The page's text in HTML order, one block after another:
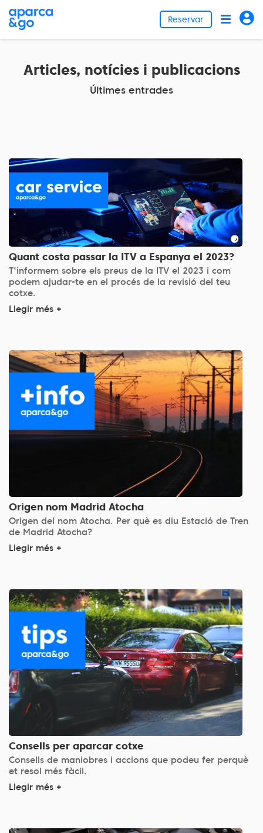
Reservar
Articles, notícies i publicacions
Últimes entrades
Quant costa passar la ITV a Espanya el 2023?
T'informem sobre els preus de la ITV el 2023 i com
podem ajudar-te en el procés de la revisió del teu
cotxe.
Llegir més +
Origen nom Madrid Atocha
Origen del nom Atocha. Per què es diu Estació de Tren
de Madrid Atocha?
Llegir més +
Consells per aparcar cotxe
Consells de maniobres i accions que podeu fer perquè
et resol més fàcil.
Llegir més +